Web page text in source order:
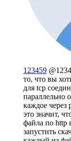
123459
то, что вы
для tcp
параллельно
каждое через
это значит,
файла по http
запустить